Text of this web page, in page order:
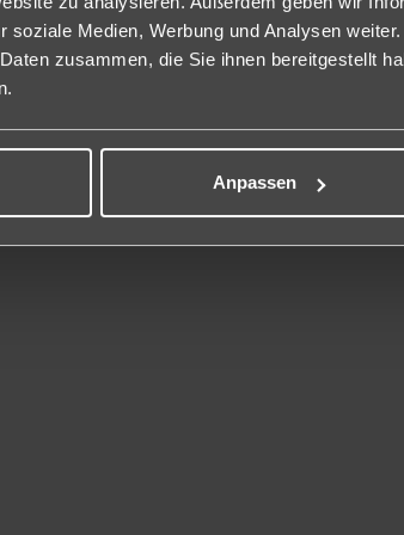
soziale Medien, Werbung und Analysen
zusammen, die Sie ihnen bereitgestellt
Anpassen
gegen Gebühr.